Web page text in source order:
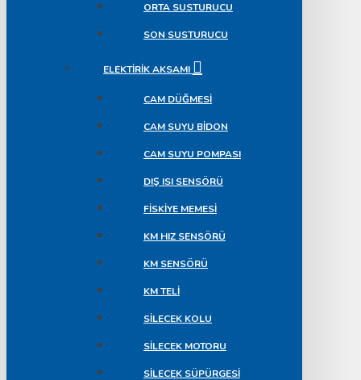
ORTA SUSTURUCU
SON SUSTURUCU
ELEKTIRIK AKSAMI
CAM DÜĞMESI
CAM SUYU BIDON
CAM SUYU POMPASI
DIŞ ISI SENSÖRÜ
FISKIYE MEMESI
KM HIZ SENSÖRÜ
KM SENSÖRÜ
KM TELI
SILECEK KOLU
SILECEK MOTORU
SILECEK SÜPÜRGESI